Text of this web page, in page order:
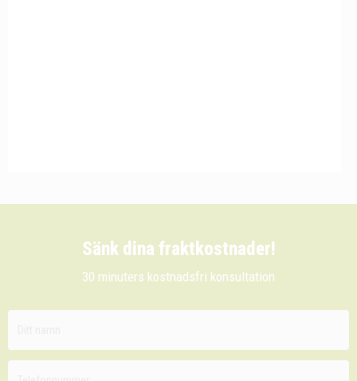
Sänk dina fraktkostnader!
30 minuters kostnadsfri konsultation